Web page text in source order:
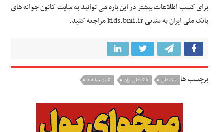
برای کسب اطلاعات بیشتر در این باره می توانید به سایت کانون جوانه های
بانک ملی ایران به نشانی kids.bmi.ir مراجعه کنید.
برچسب ها بانک ملی بانک ملی ایران کانون جوانه ها